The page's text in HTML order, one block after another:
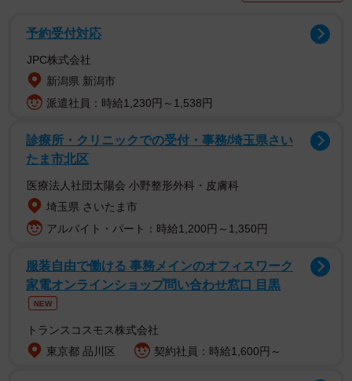
こちらが話題のトランク（明石こやさん提供）
予約受付対応
JPC株式会社
新潟県 新潟市
派遣社員：時給1,230円～1,538円
診療所・クリニックでの受付・事務/埼玉県さい
たま市北区
医療法人社団太陽会 小野整形外科・皮膚科
埼玉県 さいたま市
アルバイト・パート：時給1,200円～1,350円
服装自由で働ける 事務メインのオフィスワーク
家電オンラインショップ問い合わせ窓口 目黒
NEW
トランスコスモス株式会社
東京都 品川区
契約社員：時給1,600円～